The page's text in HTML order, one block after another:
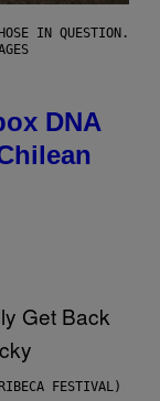
IN QUESTION.
DNA
FESTIVAL)